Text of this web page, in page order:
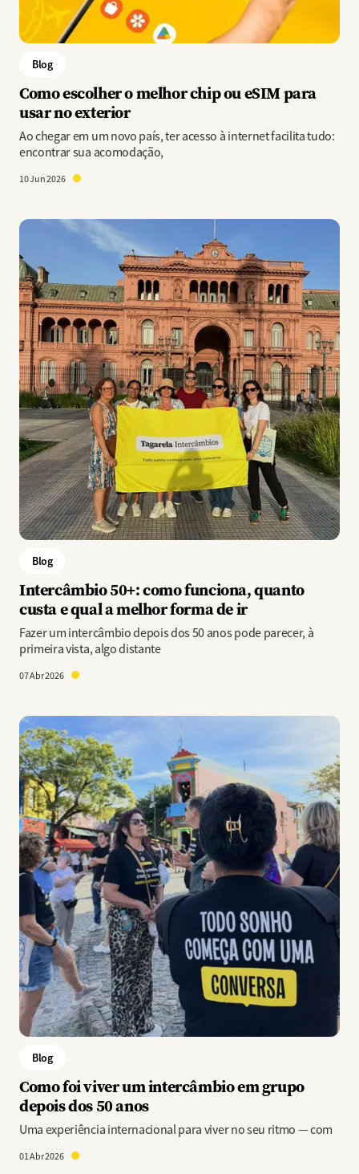
Blog
Como escolher o melhor chip ou eSIM para
usar no exterior
Ao chegar em um novo país, ter acesso à internet facilita tudo:
encontrar sua acomodação,
10 Jun 2026
Imagem
Blog
Intercâmbio 50+: como funciona, quanto
custa e qual a melhor forma de ir
Fazer um intercâmbio depois dos 50 anos pode parecer, à
primeira vista, algo distante
07 Abr 2026
Imagem
Blog
Como foi viver um intercâmbio em grupo
depois dos 50 anos
Uma experiência internacional para viver no seu ritmo — com
01 Abr 2026